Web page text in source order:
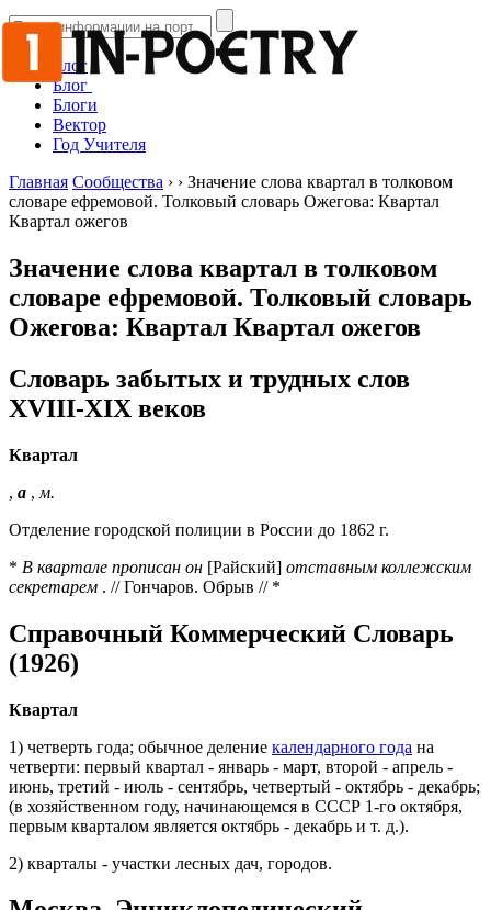
Блог
Блог
Блоги
Вектор
Год Учителя
Главная Сообщества › › Значение слова квартал в толковом
словаре ефремовой. Толковый словарь Ожегова: Квартал
Квартал ожегов
Значение слова квартал в толковом
словаре ефремовой. Толковый словарь
Ожегова: Квартал Квартал ожегов
Словарь забытых и трудных слов
ХVIII-ХIХ веков
Квартал
, а , м.
Отделение городской полиции в России до 1862 г.
* В квартале прописан он [Райский] отставным коллежским
секретарем . // Гончаров. Обрыв // *
Справочный Коммерческий Словарь
(1926)
Квартал
1) четверть года; обычное деление календарного года на
четверти: первый квартал - январь - март, второй - апрель -
июнь, третий - июль - сентябрь, четвертый - октябрь - декабрь;
(в хозяйственном году, начинающемся в СССР 1-го октября,
первым кварталом является октябрь - декабрь и т. д.).
2) кварталы - участки лесных дач, городов.